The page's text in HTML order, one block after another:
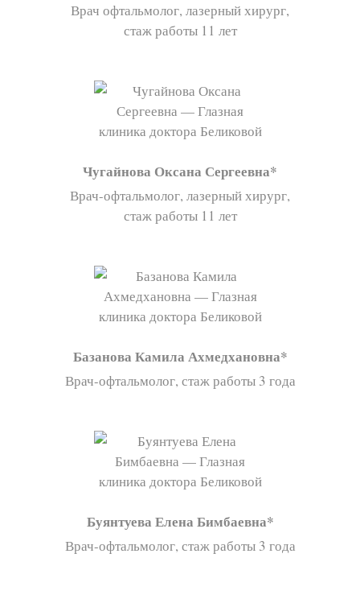
Врач офтальмолог, лазерный хирург,
стаж работы 11 лет
Чугайнова Оксана Сергеевна
Врач-офтальмолог, лазерный хирург,
стаж работы 11 лет
Базанова Камила Ахмедхановна
Врач-офтальмолог, стаж работы 3 года
Буянтуева Елена Бимбаевна
Врач-офтальмолог, стаж работы 3 года